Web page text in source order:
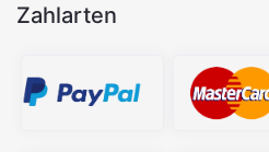
Zahlarten